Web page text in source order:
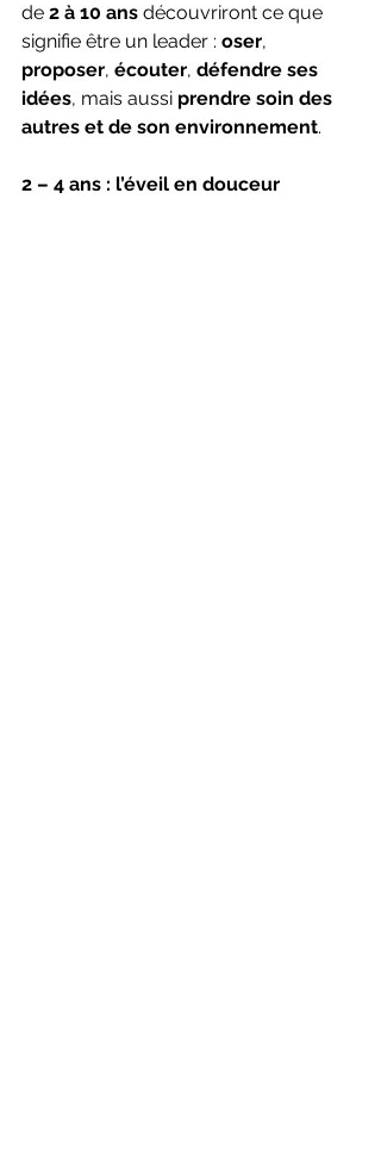
de 2 à 10 ans découvriront ce que
signifie être un leader : oser,
proposer, écouter, défendre ses
idées, mais aussi prendre soin des
autres et de son environnement.
2 – 4 ans : l’éveil en douceur